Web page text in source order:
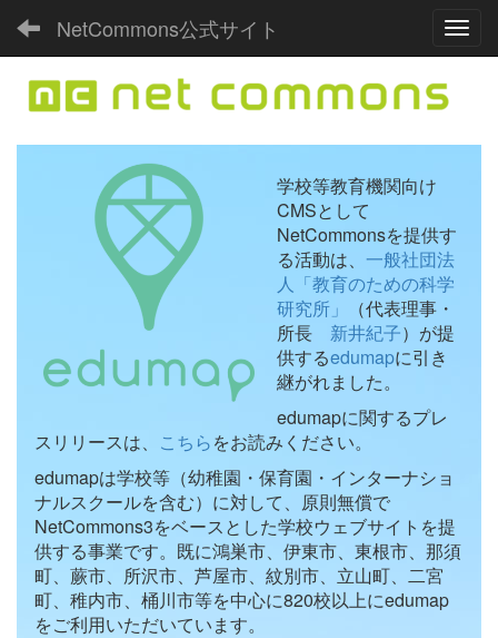
NetCommons公式サイト
学校等教育機関向け
CMSとして
NetCommonsを提供す
る活動は、 一般社団法
人「教育のための科学
研究所」
（代表理事・
所長 新井紀子）が提
供するedumapに引き
継がれました。
edumapに関するプレ
スリリースは、 こちらをお読みください。
edumapは学校等（幼稚園・保育園・インターナショ
ナルスクールを含む）に対して、原則無償で
NetCommons3をベースとした学校ウェブサイトを提
供する事業です。既に鴻巣市、伊東市、東根市、那須
町、蕨市、所沢市、芦屋市、紋別市、立山町、二宮
町、稚内市、桶川市等を中心に820校以上にedumap
をご利用いただいています。